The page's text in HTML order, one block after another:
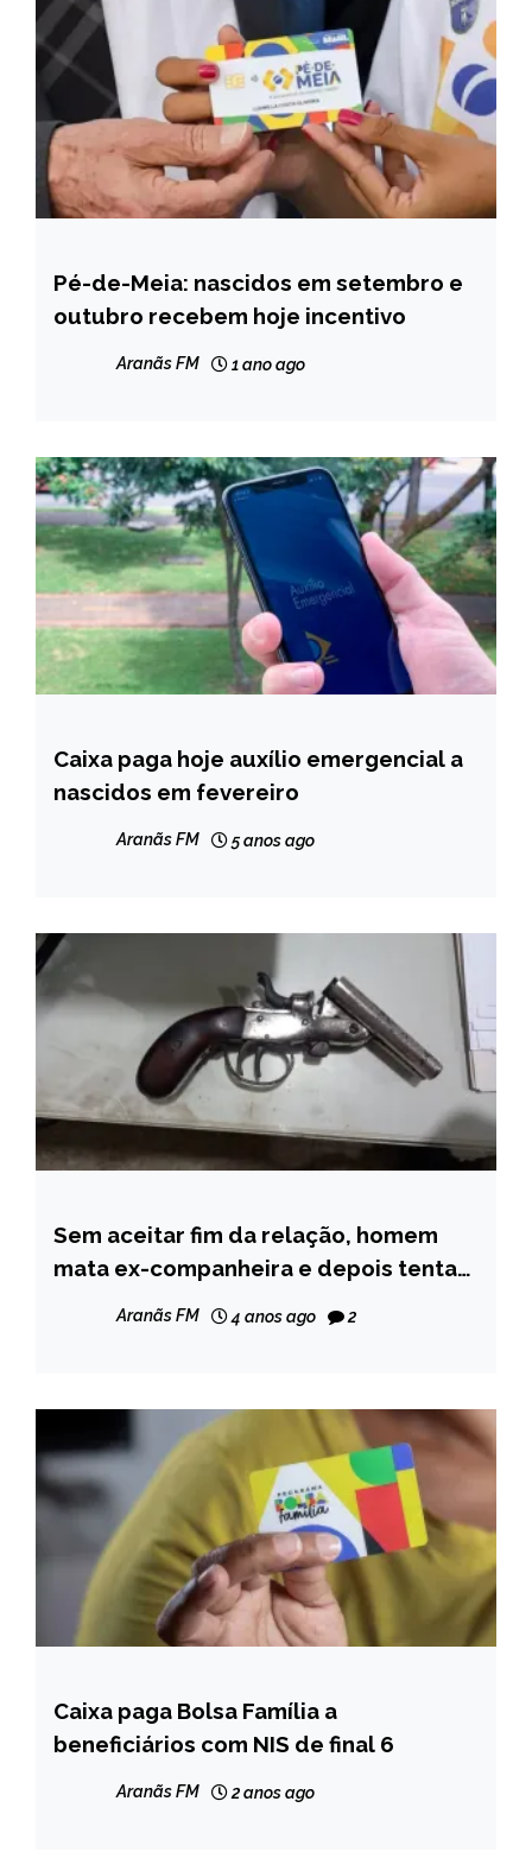
BRASIL
NOTÍCIAS
Pé-de-Meia: nascidos em setembro e
outubro recebem hoje incentivo
Aranãs FM 1 ano ago
BRASIL
NOTÍCIAS
Caixa paga hoje auxílio emergencial a
nascidos em fevereiro
Aranãs FM 5 anos ago
CAPELINHA
MINAS
Sem aceitar fim da relação, homem
mata ex-companheira e depois tenta
Aranãs FM 4 anos ago 2
BRASIL
NOTÍCIAS
Caixa paga Bolsa Família a
beneficiários com NIS de final 6
Aranãs FM 2 anos ago